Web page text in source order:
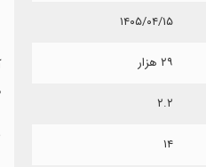
۱۴۰۵/۰۴/۱۵
۲۹ هزار
۲.۲
۱۴